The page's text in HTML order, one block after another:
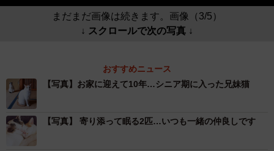
まだまだ画像は続きます。画像（3/5）
↓ スクロールで次の写真 ↓
おすすめニュース
【写真】お家に迎えて10年…シニア期に入った兄妹猫
【写真】 寄り添って眠る2匹…いつも一緒の仲良しです